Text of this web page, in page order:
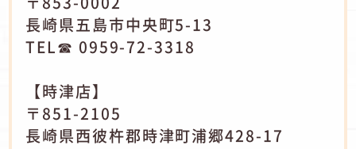
長崎県五島市中央町5-13
TEL☎ 0959-72-3318
【時津店】
〒851-2105
長崎県西彼杵郡時津町浦郷428-17